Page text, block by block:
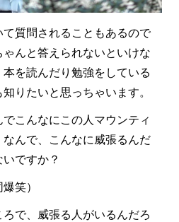
て質問されることもあるので
んと答えられないといけな
を読んだり勉強をしている
りたいと思っちゃいます。
こんなにこの人マウンティ
んで、こんなに威張るんだ
ですか？
笑）
で、威張る人がいるんだろ